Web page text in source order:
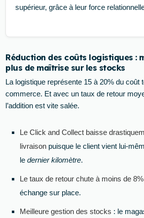
supérieur, grâce à leur force
Réduction des coûts logistiques :
plus de maîtrise sur les stocks
La logistique représente 15 à 20% du coût
commerce. Et avec un taux de retour
l’addition est vite salée.
Le Click and Collect baisse
livraison puisque le client vient lui-
ledernier kilomètre.
Le taux de retour chute à moins de 8%
échange sur place.
Meilleure gestion des stocks : le